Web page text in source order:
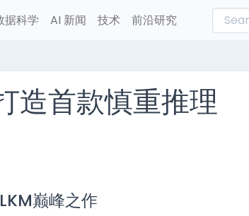
据科学 AI 新闻 技术 前沿研究
造首款慎重推理
巅峰之作